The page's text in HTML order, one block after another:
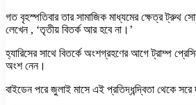
গত বৃহস্পতিবার তার সামাজিক মাধ্যমের ক্ষেত্র ট্রুথ
লেখেন , ‘তৃতীয় বিতর্ক আর হবে না।’
হ্যারিসের সাথে বিতর্কে অংশগ্রহণের আগে ট্রাম্প
অংশ নেন।
বাইডেন পরে জুলাই মাসে এই প্রতিদ্ধন্দ্বিতা থেকে সরে